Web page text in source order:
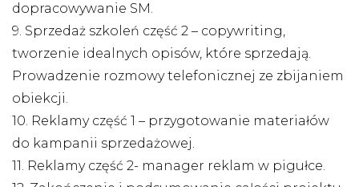
dopracowywanie SM.
9. Sprzedaż szkoleń część 2 – copywriting,
tworzenie idealnych opisów, które sprzedają.
Prowadzenie rozmowy telefonicznej ze zbijaniem
obiekcji.
10. Reklamy część 1 – przygotowanie materiałów
do kampanii sprzedażowej.
11. Reklamy część 2- manager reklam w pigułce.